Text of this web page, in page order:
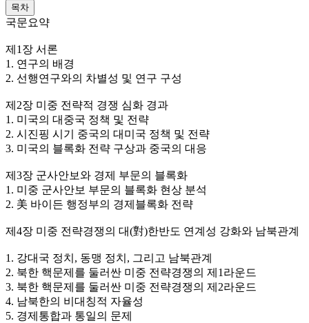
목차
국문요약
제1장 서론
1. 연구의 배경
2. 선행연구와의 차별성 및 연구 구성
제2장 미중 전략적 경쟁 심화 경과
1. 미국의 대중국 정책 및 전략
2. 시진핑 시기 중국의 대미국 정책 및 전략
3. 미국의 블록화 전략 구상과 중국의 대응
제3장 군사안보와 경제 부문의 블록화
1. 미중 군사안보 부문의 블록화 현상 분석
2. 美 바이든 행정부의 경제블록화 전략
제4장 미중 전략경쟁의 대(對)한반도 연계성 강화와 남북관계
1. 강대국 정치, 동맹 정치, 그리고 남북관계
2. 북한 핵문제를 둘러싼 미중 전략경쟁의 제1라운드
3. 북한 핵문제를 둘러싼 미중 전략경쟁의 제2라운드
4. 남북한의 비대칭적 자율성
5. 경제통합과 통일의 문제